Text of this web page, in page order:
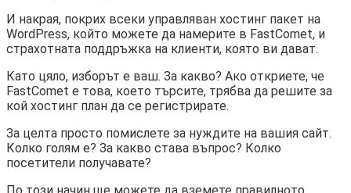
И накрая, покрих всеки управляван хостинг пакет на
WordPress, който можете да намерите в FastComet, и
страхотната поддръжка на клиенти, която ви дават.
Като цяло, изборът е ваш. За какво? Ако откриете, че
FastComet е това, което търсите, трябва да решите за
кой хостинг план да се регистрирате.
За целта просто помислете за нуждите на вашия сайт.
Колко голям е? За какво става въпрос? Колко
посетители получавате?
По този начин ще можете да вземете правилното